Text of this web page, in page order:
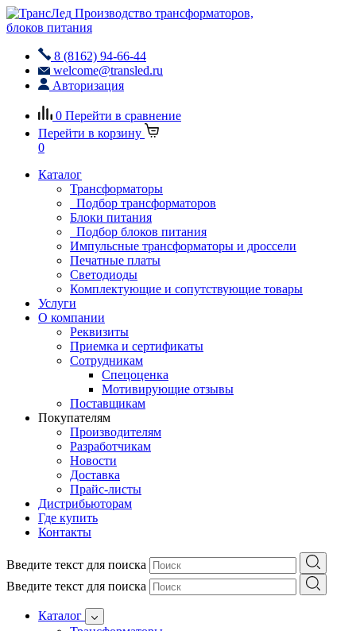
Производство трансформаторов,
блоков питания
8 (8162) 94-66-44
welcome@transled.ru
Авторизация
0 Перейти в сравнение
Перейти в корзину
0
Каталог
Трансформаторы
Подбор трансформаторов
Блоки питания
Подбор блоков питания
Импульсные трансформаторы и дроссели
Печатные платы
Светодиоды
Комплектующие и сопутствующие товары
Услуги
О компании
Реквизиты
Приемка и сертификаты
Сотрудникам
Спецоценка
Мотивирующие отзывы
Поставщикам
Покупателям
Производителям
Разработчикам
Новости
Доставка
Прайс-листы
Дистрибьюторам
Где купить
Контакты
Введите текст для поиска
Введите текст для поиска
Каталог